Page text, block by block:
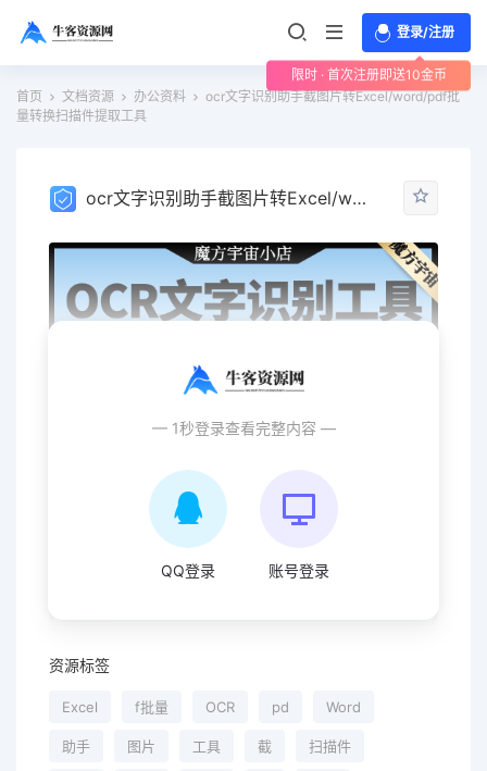
登录/注册
限时 · 首次注册即送10金币
首页
文档资源 办公资料
ocr文字识别助手截图片转Excel/word/pdf批
量转换扫描件提取工具
ocr文字识别助手截图片转Excel/word/pdf批量转换扫描件提取工具
— 1秒登录查看完整内容 —
QQ登录 账号登录
资源标签
Excel f批量 OCR pd Word
助手 图片 工具 截 扫描件